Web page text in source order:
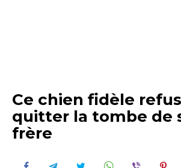
Ce chien fidèle
quitter la tombe de
frère